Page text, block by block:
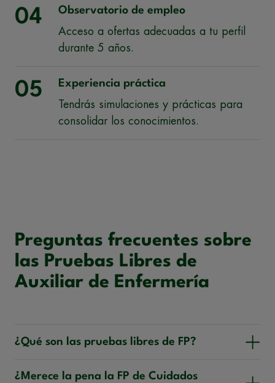
04
Observatorio de empleo
Acceso a ofertas adecuadas a tu perfil
durante 5 años.
05
Experiencia práctica
Tendrás simulaciones y prácticas para
consolidar los conocimientos.
Preguntas frecuentes sobre
las Pruebas Libres de
Auxiliar de Enfermería
¿Qué son las pruebas libres de FP?
¿Merece la pena la FP de Cuidados